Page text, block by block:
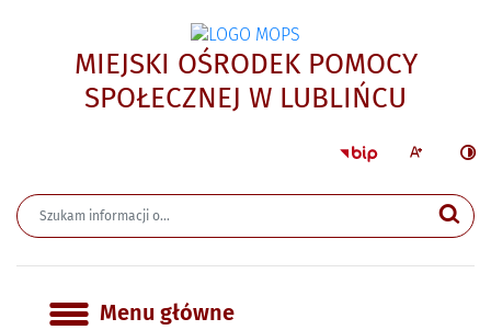
MIEJSKI OŚRODEK POMOCY
SPOŁECZNEJ W LUBLIŃCU
StronaWiększa
Wyszukiwarka
Menu główne
Menu główne